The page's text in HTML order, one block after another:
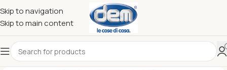
Skip to navigation
Skip to main content